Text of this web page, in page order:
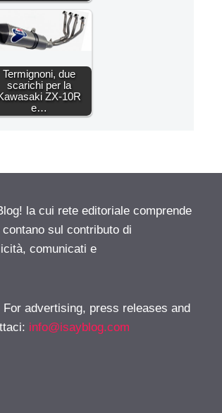
Termignoni, due
scarichi per la
ZX-10R
e…
la cui rete editoriale comprende
sul contributo di
comunicati e
advertising, press releases and
: info@isayblog.com